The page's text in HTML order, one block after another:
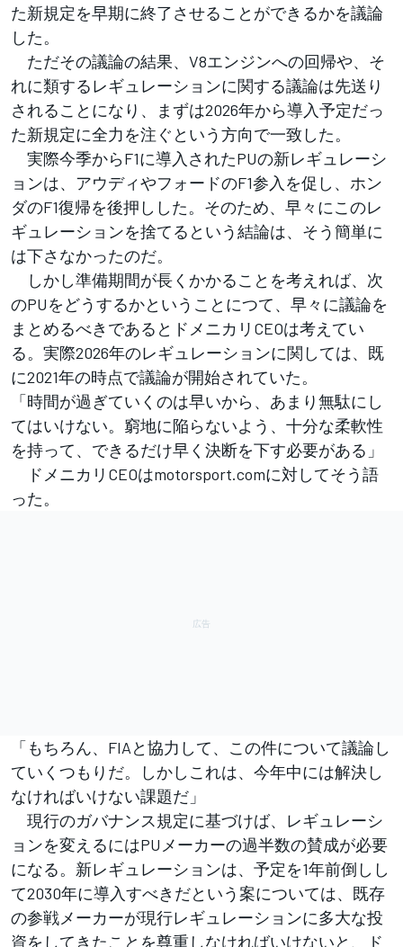
た新規定を早期に終了させることができるかを議論
した。
ただその議論の結果、V8エンジンへの回帰や、そ
れに類するレギュレーションに関する議論は先送り
されることになり、まずは2026年から導入予定だっ
た新規定に全力を注ぐという方向で一致した。
実際今季からF1に導入されたPUの新レギュレーシ
ョンは、アウディやフォードのF1参入を促し、ホン
ダのF1復帰を後押しした。そのため、早々にこのレ
ギュレーションを捨てるという結論は、そう簡単に
は下さなかったのだ。
しかし準備期間が長くかかることを考えれば、次
のPUをどうするかということにつて、早々に議論を
まとめるべきであるとドメニカリCEOは考えてい
る。実際2026年のレギュレーションに関しては、既
に2021年の時点で議論が開始されていた。
「時間が過ぎていくのは早いから、あまり無駄にし
てはいけない。窮地に陥らないよう、十分な柔軟性
を持って、できるだけ早く決断を下す必要がある」
ドメニカリCEOはmotorsport.comに対してそう語
った。
「もちろん、FIAと協力して、この件について議論し
ていくつもりだ。しかしこれは、今年中には解決し
なければいけない課題だ」
現行のガバナンス規定に基づけば、レギュレーシ
ョンを変えるにはPUメーカーの過半数の賛成が必要
になる。新レギュレーションは、予定を1年前倒しし
て2030年に導入すべきだという案については、既存
の参戦メーカーが現行レギュレーションに多大な投
資をしてきたことを尊重しなければいけないと、ド